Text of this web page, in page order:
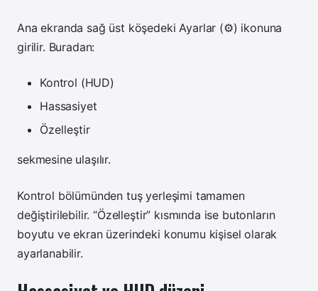
Ana ekranda sağ üst köşedeki Ayarlar (⚙️) ikonuna
girilir. Buradan:
Kontrol (HUD)
Hassasiyet
Özelleştir
sekmesine ulaşılır.
Kontrol bölümünden tuş yerleşimi tamamen
değiştirilebilir. “Özelleştir” kısmında ise butonların
boyutu ve ekran üzerindeki konumu kişisel olarak
ayarlanabilir.